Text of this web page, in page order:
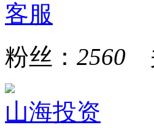
客服
粉丝： 2560
山海投资